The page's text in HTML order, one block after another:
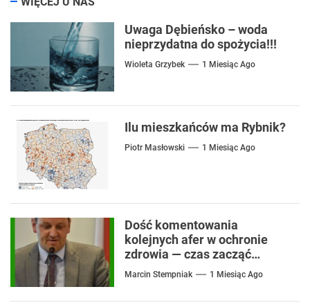
Uwaga Dębieńsko – woda
nieprzydatna do spożycia!!!
Wioleta Grzybek 1 Miesiąc Ago
Ilu mieszkańców ma Rybnik?
Piotr Masłowski 1 Miesiąc Ago
Dość komentowania
kolejnych afer w ochronie
zdrowia — czas zacząć
mówić o rozwiązaniach
Marcin Stempniak 1 Miesiąc Ago